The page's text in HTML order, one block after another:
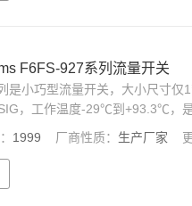
F6FS-927系列流量开关
是小巧型流量开关，大小尺寸仅
，工作温度-29℃到+93.3℃，
：制冷剂流量监控、润滑油流
1999 厂商性质： 生产厂家